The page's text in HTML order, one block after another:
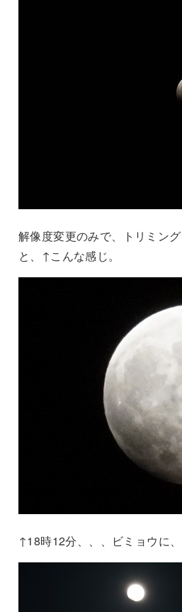
解像度変更のみで、トリミン
と、↑こんな感じ。
↑18時12分、、、ビミョウに、